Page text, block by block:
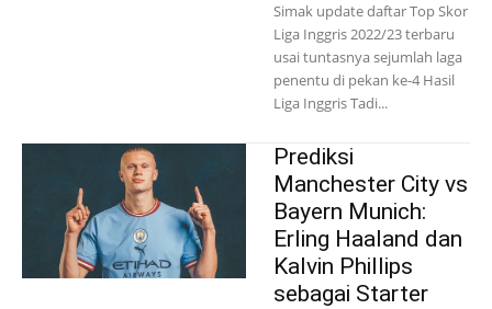
Simak update daftar Top Skor
Liga Inggris 2022/23 terbaru
usai tuntasnya sejumlah laga
penentu di pekan ke-4 Hasil
Liga Inggris Tadi...
Prediksi
Manchester City vs
Bayern Munich:
Erling Haaland dan
Kalvin Phillips
sebagai Starter